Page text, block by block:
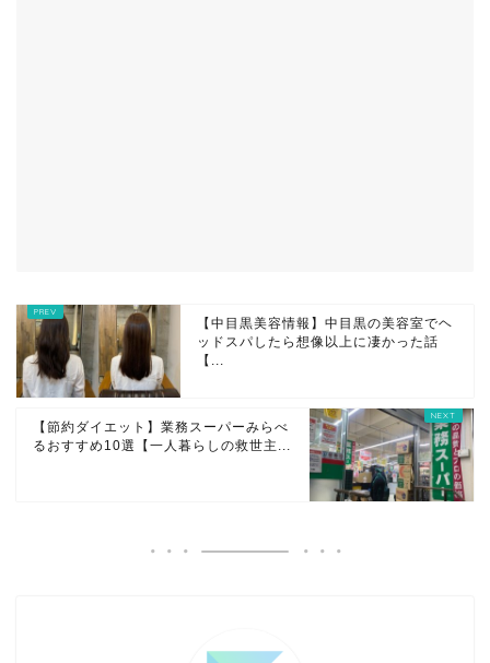
【中目黒美容情報】中目黒の美容室でヘ
ッドスパしたら想像以上に凄かった話
【...
【節約ダイエット】業務スーパーみらべ
るおすすめ10選【一人暮らしの救世主...